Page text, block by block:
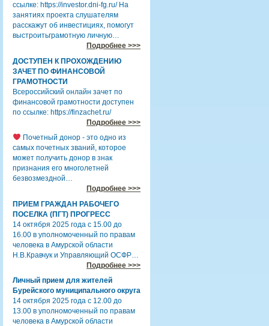
ссылке: https://investor.dni-fg.ru/ На
занятиях проекта слушателям
расскажут об инвестициях, помогут
выстроитьграмотную личную…
Подробнее >>>
ДОСТУПЕН К ПРОХОЖДЕНИЮ
ЗАЧЕТ ПО ФИНАНСОВОЙ
ГРАМОТНОСТИ
Всероссийский онлайн зачет по
финансовой грамотности доступен
по ссылке: https://finzachet.ru/
Подробнее >>>
Почетный донор - это одно из
самых почетных званий, которое
может получить донор в знак
признания его многолетней
безвозмездной…
Подробнее >>>
ПРИЕМ ГРАЖДАН РАБОЧЕГО
ПОСЕЛКА (ПГТ) ПРОГРЕСС
14 октября 2025 года с 15.00 до
16.00 в уполномоченный по правам
человека в Амурской области
Н.В.Кравчук и Управляющий ОСФР…
Подробнее >>>
Личный прием для жителей
Бурейского муниципального округа
14 октября 2025 года с 12.00 до
13.00 в уполномоченный по правам
человека в Амурской области